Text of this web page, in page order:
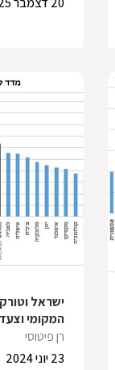
ישראל
המקומי
רן פיטוסי
23 יוני 2024